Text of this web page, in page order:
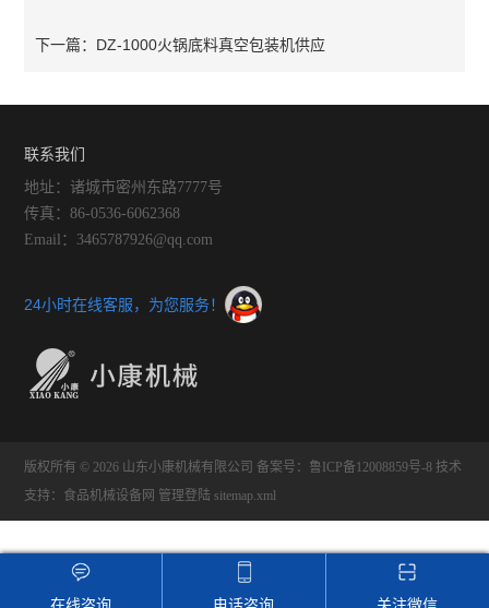
下一篇： DZ-1000火锅底料真空包装机供应
联系我们
地址：诸城市密州东路7777号
传真：86-0536-6062368
Email：3465787926@qq.com
24小时在线客服，为您服务！
版权所有 © 2026 山东小康机械有限公司 备案号：鲁ICP备12008859号-8 技术
支持： 食品机械设备网 管理登陆 sitemap.xml